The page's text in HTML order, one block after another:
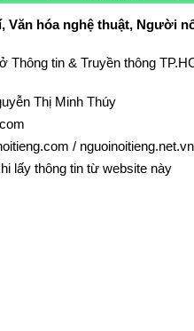
Văn hóa nghệ thuật, Người
Thông tin & Truyền thông
Thị Minh Thúy
/ nguoinoitieng.net.vn
lấy thông tin từ website này